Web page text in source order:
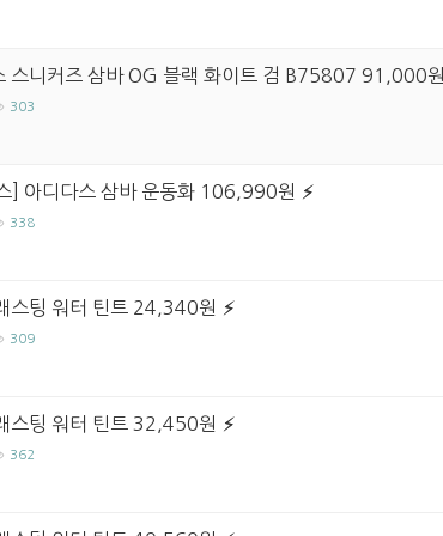
스니커즈 삼바 OG 블랙 화이트 검 B75807 91,000원
303
] 아디다스 삼바 운동화 106,990원
338
스팅 워터 틴트 24,340원
309
스팅 워터 틴트 32,450원
362